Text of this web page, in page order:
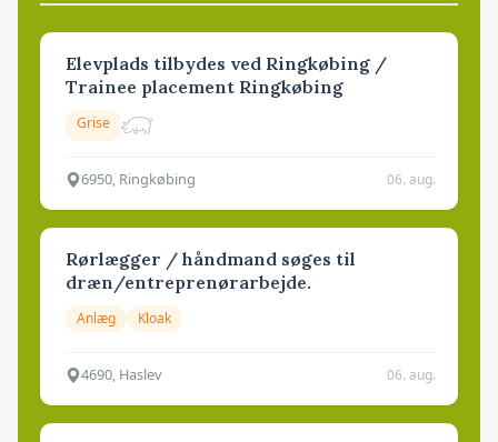
Elevplads tilbydes ved Ringkøbing /
Trainee placement Ringkøbing
Grise
6950, Ringkøbing 06. aug.
Rørlægger / håndmand søges til
dræn/entreprenørarbejde.
Anlæg Kloak
4690, Haslev 06. aug.